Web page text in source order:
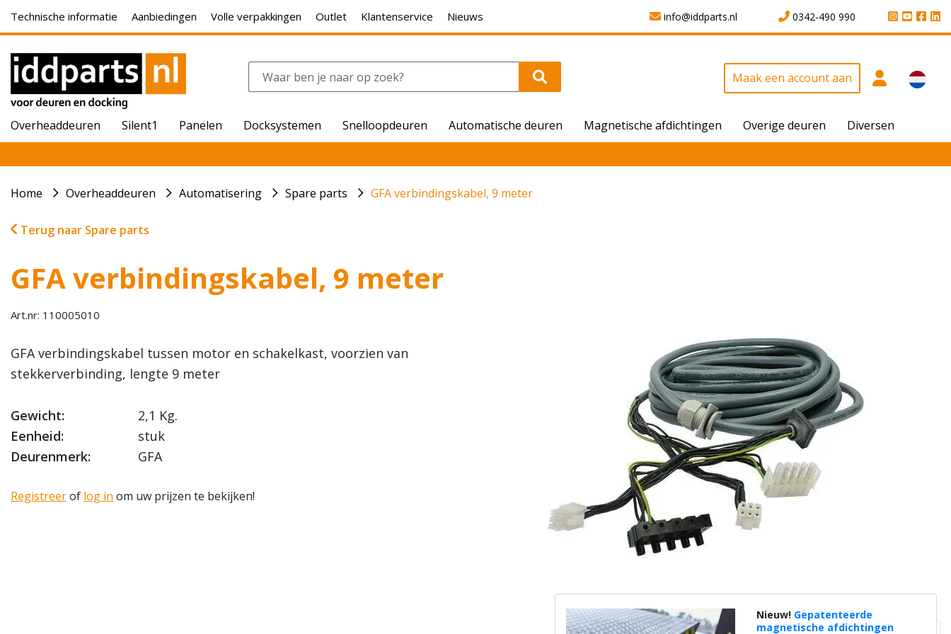
info@iddparts.nl 0342-490 990
Technische informatie Aanbiedingen Volle verpakkingen Outlet Klantenservice Nieuws
Maak een account aan
Overheaddeuren Silent1 Panelen Docksystemen Snelloopdeuren Automatische deuren Magnetische afdichtingen Overige deuren Diversen
Home Overheaddeuren Automatisering Spare parts GFA verbindingskabel, 9 meter
Terug naar Spare parts
GFA verbindingskabel, 9 meter
Art.nr: 110005010
GFA verbindingskabel tussen motor en schakelkast, voorzien van
stekkerverbinding, lengte 9 meter
Gewicht:
2,1 Kg.
Eenheid:
stuk
Deurenmerk:
GFA
Registreerof log in om uw prijzen te bekijken!
Nieuw! Gepatenteerde
magnetische afdichtingen